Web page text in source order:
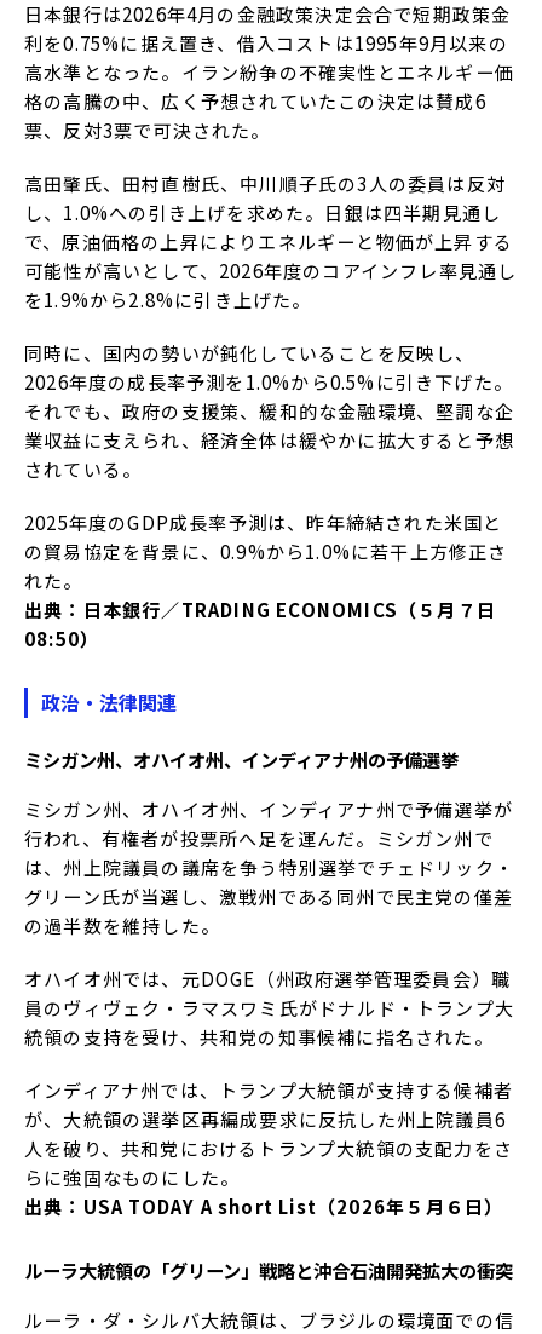
日本銀行は2026年4月の金融政策決定会合で短期政策金
利を0.75%に据え置き、借入コストは1995年9月以来の
高水準となった。イラン紛争の不確実性とエネルギー価
格の高騰の中、広く予想されていたこの決定は賛成6
票、反対3票で可決された。
高田肇氏、田村直樹氏、中川順子氏の3人の委員は反対
し、1.0%への引き上げを求めた。日銀は四半期見通し
で、原油価格の上昇によりエネルギーと物価が上昇する
可能性が高いとして、2026年度のコアインフレ率見通し
を1.9%から2.8%に引き上げた。
同時に、国内の勢いが鈍化していることを反映し、
2026年度の成長率予測を1.0%から0.5%に引き下げた。
それでも、政府の支援策、緩和的な金融環境、堅調な企
業収益に支えられ、経済全体は緩やかに拡大すると予想
されている。
2025年度のGDP成長率予測は、昨年締結された米国と
の貿易協定を背景に、0.9%から1.0%に若干上方修正さ
れた。
出典：日本銀行／TRADING ECONOMICS（５月７日
08:50）
政治・法律関連
ミシガン州、オハイオ州、インディアナ州の予備選挙
ミシガン州、オハイオ州、インディアナ州で予備選挙が
行われ、有権者が投票所へ足を運んだ。ミシガン州で
は、州上院議員の議席を争う特別選挙でチェドリック・
グリーン氏が当選し、激戦州である同州で民主党の僅差
の過半数を維持した。
オハイオ州では、元DOGE（州政府選挙管理委員会）職
員のヴィヴェク・ラマスワミ氏がドナルド・トランプ大
統領の支持を受け、共和党の知事候補に指名された。
インディアナ州では、トランプ大統領が支持する候補者
が、大統領の選挙区再編成要求に反抗した州上院議員6
人を破り、共和党におけるトランプ大統領の支配力をさ
らに強固なものにした。
出典：USA TODAY A short List（2026年５月６日）
ルーラ大統領の「グリーン」戦略と沖合石油開発拡大の衝突
ルーラ・ダ・シルバ大統領は、ブラジルの環境面での信